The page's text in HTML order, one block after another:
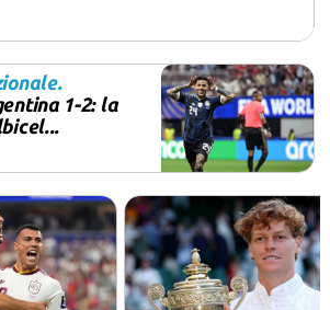
1-2: la